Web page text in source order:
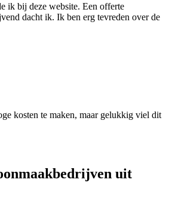
ik bij deze website. Een offerte
dacht ik. Ik ben erg tevreden over de
kosten te maken, maar gelukkig viel dit
uit